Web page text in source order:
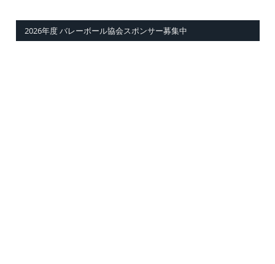
2026年度 バレーボール協会スポンサー募集中